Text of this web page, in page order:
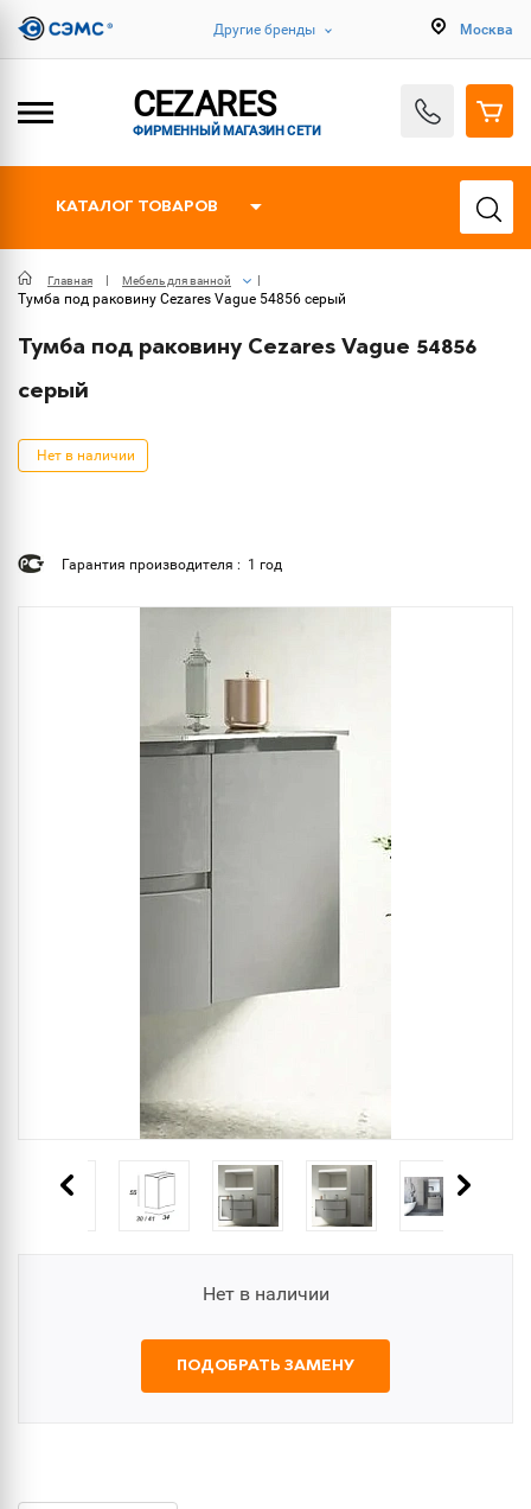
Другие бренды Москва
CEZARES
ФИРМЕННЫЙ МАГАЗИН СЕТИ
КАТАЛОГ ТОВАРОВ
Главная Мебель для ванной
Тумба под раковину Cezares Vague 54856 серый
Тумба под раковину Cezares Vague 54856
серый
Нет в наличии
Гарантия производителя : 1 год
Нет в наличии
ПОДОБРАТЬ ЗАМЕНУ